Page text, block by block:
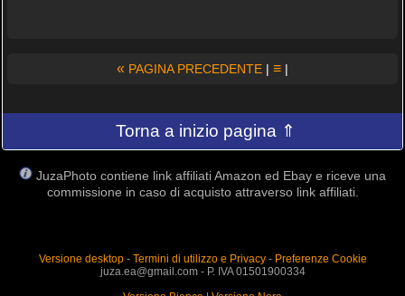
« PAGINA PRECEDENTE | ≡ |
Torna a inizio pagina ⇑
JuzaPhoto contiene link affiliati Amazon ed Ebay e riceve una
commissione in caso di acquisto attraverso link affiliati.
Versione desktop- Termini di utilizzo e Privacy- Preferenze Cookie
juza.ea@gmail.com - P. IVA 01501900334